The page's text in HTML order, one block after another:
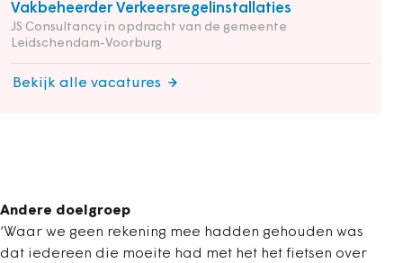
Vakbeheerder Verkeersregelinstallaties
JS Consultancy in opdracht van de gemeente
Leidschendam-Voorburg
Bekijk alle vacatures
Andere doelgroep
‘Waar we geen rekening mee hadden gehouden was
dat iedereen die moeite had met het het fietsen over